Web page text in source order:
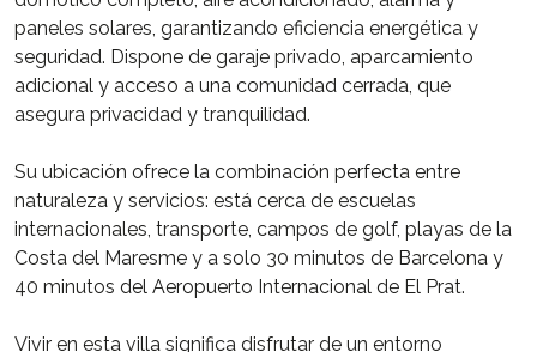
paneles solares, garantizando eficiencia energética y
seguridad. Dispone de garaje privado, aparcamiento
adicional y acceso a una comunidad cerrada, que
asegura privacidad y tranquilidad.
Su ubicación ofrece la combinación perfecta entre
naturaleza y servicios: está cerca de escuelas
internacionales, transporte, campos de golf, playas de la
Costa del Maresme y a solo 30 minutos de Barcelona y
40 minutos del Aeropuerto Internacional de El Prat.
Vivir en esta villa significa disfrutar de un entorno